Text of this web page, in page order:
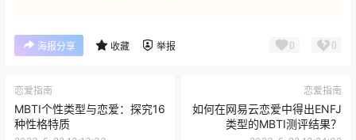
海报分享 收藏 举报 0 0
恋爱指南
MBTI个性类型与恋爱：探究16
种性格特质
恋爱指南
如何在网易云恋爱中得出ENFJ
类型的MBTI测评结果？